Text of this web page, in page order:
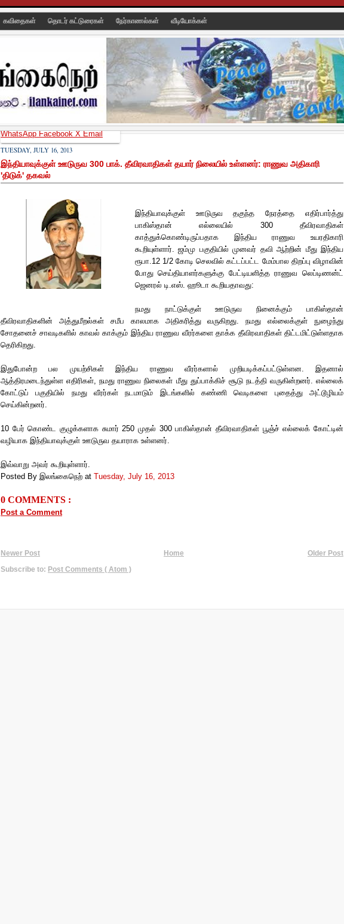
கவிதைகள் தொடர் கட்டுரைகள் நேர்காணல்கள் வீடியோக்கள்
TUESDAY, JULY 16, 2013
இந்தியாவுக்குள் ஊடுருவ 300 பாக். தீவிரவாதிகள் தயார் நிலையில் உள்ளனர்: ராணுவ அதிகாரி
'திடுக்' தகவல்
இந்தியாவுக்குள் ஊடுருவ தகுந்த நேரத்தை எதிர்பார்த்து
பாகிஸ்தான் எல்லையில் 300 தீவிரவாதிகள்
காத்துக்கொண்டிருப்பதாக இந்திய ராணுவ உயரதிகாரி
கூறியுள்ளார். ஜம்மு பகுதியில் முனவர் தவி ஆற்றின் மீது இந்திய
ரூபா.12 1/2 கோடி செலவில் கட்டப்பட்ட மேம்பால திறப்பு விழாவின்
போது செய்தியாளர்களுக்கு பேட்டியளித்த ராணுவ லெப்டிணன்ட்
ஜெனரல் டி.எஸ். ஹூடா கூறியதாவது:
நமது நாட்டுக்குள் ஊடுருவ நினைக்கும் பாகிஸ்தான்
தீவிரவாதிகளின் அத்துமீறல்கள் சமீப காலமாக அதிகரித்து வருகிறது. நமது எல்லைக்குள் நுழைந்து
சோதனைச் சாவடிகளில் காவல் காக்கும் இந்திய ராணுவ வீரர்களை தாக்க தீவிரவாதிகள் திட்டமிட்டுள்ளதாக
தெரிகிறது.
இதுபோன்ற பல முயற்சிகள் இந்திய ராணுவ வீரர்களால் முறியடிக்கப்பட்டுள்ளன. இதனால்
ஆத்திரமடைந்துள்ள எதிரிகள், நமது ராணுவ நிலைகள் மீது துப்பாக்கிச் சூடு நடத்தி வருகின்றனர். எல்லைக்
கோட்டுப் பகுதியில் நமது வீரர்கள் நடமாடும் இடங்களில் கண்ணி வெடிகளை புதைத்து அட்டூழியம்
செய்கின்றனர்.
10 பேர் கொண்ட குழுக்களாக சுமார் 250 முதல் 300 பாகிஸ்தான் தீவிரவாதிகள் பூஞ்ச் எல்லைக் கோட்டின்
வழியாக இந்தியாவுக்குள் ஊடுருவ தயாராக உள்ளனர்.
இவ்வாறு அவர் கூறியுள்ளார்.
Posted By இலங்கைநெற் at Tuesday, July 16, 2013
0 COMMENTS :
Post a Comment
Newer Post Older Post
Home
Subscribe to: Post Comments ( Atom )
WhatsAppFacebookXEmail